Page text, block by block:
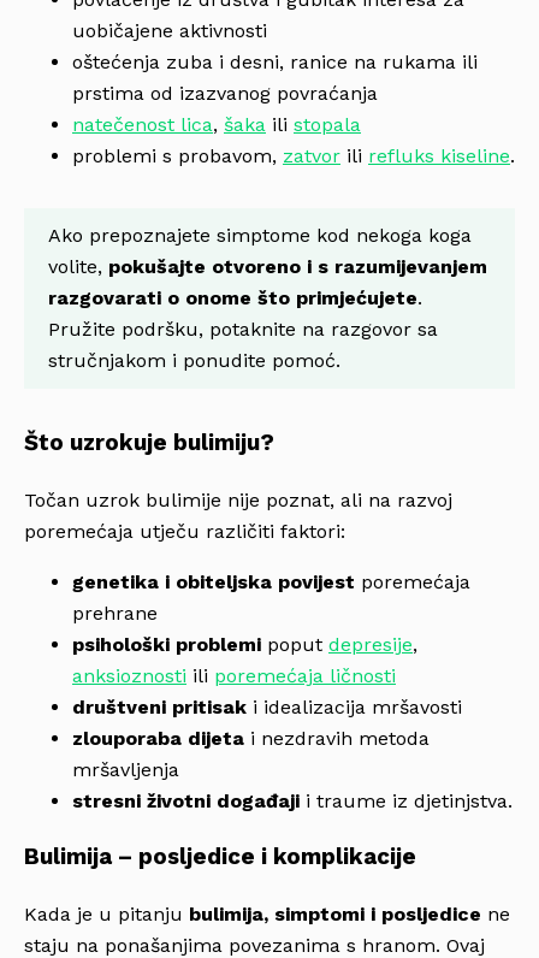
uobičajene aktivnosti
oštećenja zuba i desni, ranice na rukama ili
prstima od izazvanog povraćanja
natečenost lica, šaka ili stopala
problemi s probavom, zatvor ili refluks kiseline.
Ako prepoznajete simptome kod nekoga koga
volite, pokušajte otvoreno i s razumijevanjem
razgovarati o onome što primjećujete.
Pružite podršku, potaknite na razgovor sa
stručnjakom i ponudite pomoć.
Što uzrokuje bulimiju?
Točan uzrok bulimije nije poznat, ali na razvoj
poremećaja utječu različiti faktori:
genetika i obiteljska povijest poremećaja
prehrane
psihološki problemi poput depresije,
anksioznosti ili poremećaja ličnosti
društveni pritisak i idealizacija mršavosti
zlouporaba dijeta i nezdravih metoda
mršavljenja
stresni životni događaji i traume iz djetinjstva.
Bulimija – posljedice i komplikacije
Kada je u pitanju bulimija, simptomi i posljedice ne
staju na ponašanjima povezanima s hranom. Ovaj